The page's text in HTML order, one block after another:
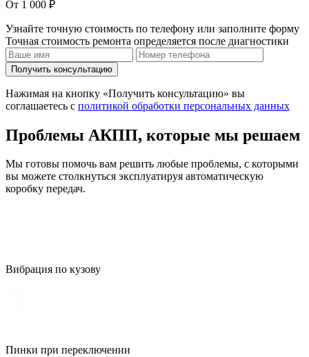
От 1 000 ₽
Узнайте точную стоимость по телефону или заполните форму
Точная стоимость ремонта определяется после диагностики
Получить консультацию
Нажимая на кнопку «Получить консультацию» вы
соглашаетесь с политикой обработки персональных данных
Проблемы АКПП, которые мы решаем
Мы готовы помочь вам решить любые проблемы, с которыми
вы можете столкнуться эксплуатируя автоматическую
коробку передач.
Вибрация по кузову
Пинки при переключении